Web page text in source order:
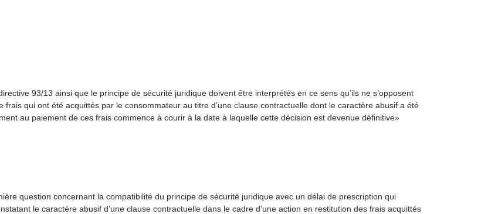
93/13 ainsi que le principe de sécurité juridique doivent être interprétés en ce sens qu’ils ne s’opposent
qui ont été acquittés par le consommateur au titre d’une clause contractuelle dont le caractère abusif a été
au paiement de ces frais commence à courir à la date à laquelle cette décision est devenue définitive»
question concernant la compatibilité du principe de sécurité juridique avec un délai de prescription qui
le caractère abusif d’une clause contractuelle dans le cadre d’une action en restitution des frais acquittés